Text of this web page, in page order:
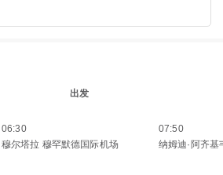
出发
06:30
穆尔塔拉 穆罕默德国际机场
07:50
纳姆迪·阿齐基